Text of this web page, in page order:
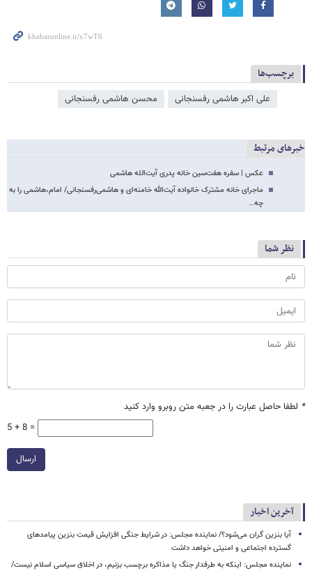
برچسب‌ها
علی اکبر هاشمی رفسنجانی محسن هاشمی رفسنجانی
خبرهای مرتبط
عکس | سفره هفت‌سین خانه پدری آیت‌ا‌لله هاشمی
ماجرای خانه مشترک خانواده‌ آیت‌الله خامنه‌ای و هاشمی‌رفسنجانی/ امام،هاشمی را به
چه…
نظر شما
* لطفا حاصل عبارت را در جعبه متن روبرو وارد کنید
5 + 8 =
ارسال
آخرین اخبار
آیا بنزین گران می‌شود؟/ نماینده مجلس: در شرایط جنگی افزایش قیمت بنزین پیامدهای
گسترده اجتماعی و امنیتی خواهد داشت
نماینده مجلس: اینکه به طرفدار جنگ یا مذاکره برچسب بزنیم، در اخلاق سیاسی اسلام نیست/